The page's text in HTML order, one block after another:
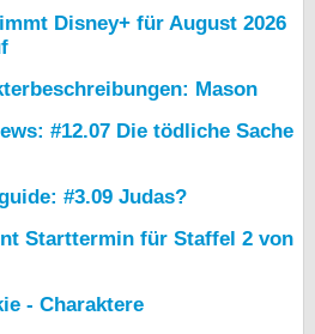
Disney+ für August 2026
Mason
#12.07 Die tödliche Sache
#3.09 Judas?
Starttermin für Staffel 2 von
- Charaktere